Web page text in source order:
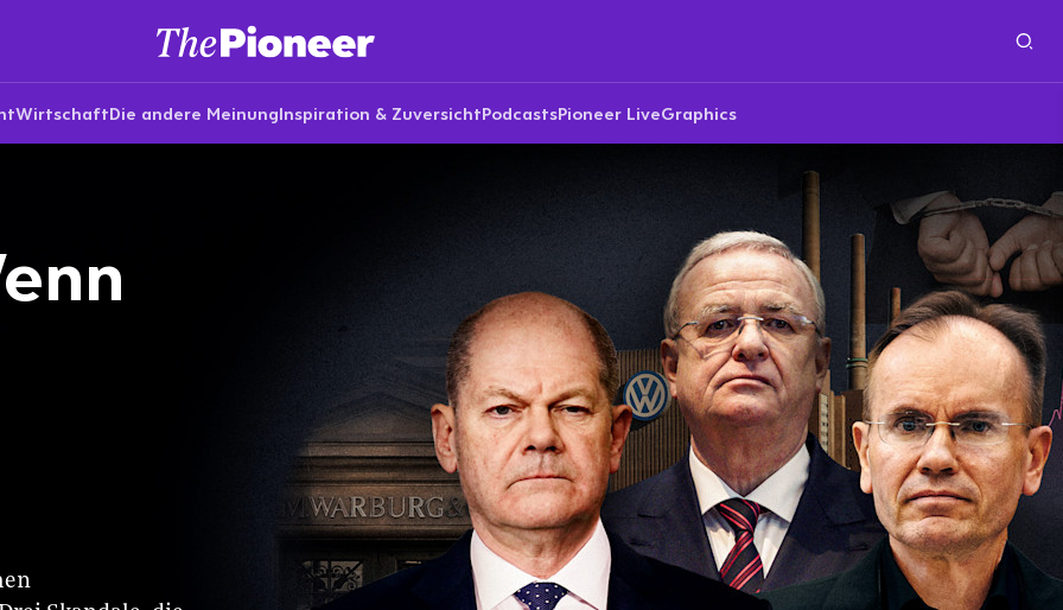
WirtschaftDie andere MeinungInspiration & ZuversichtPodcastsPioneer LiveGraphics